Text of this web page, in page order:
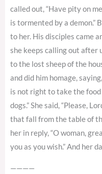
called out, “Have pity on
is tormented by a demon.”
to her. His disciples came
she keeps calling out after
to the lost sheep of the
and did him homage,
is not right to take the
dogs.” She said, “Please,
that fall from the table of
her in reply, “O woman,
you as you wish.” And her
————